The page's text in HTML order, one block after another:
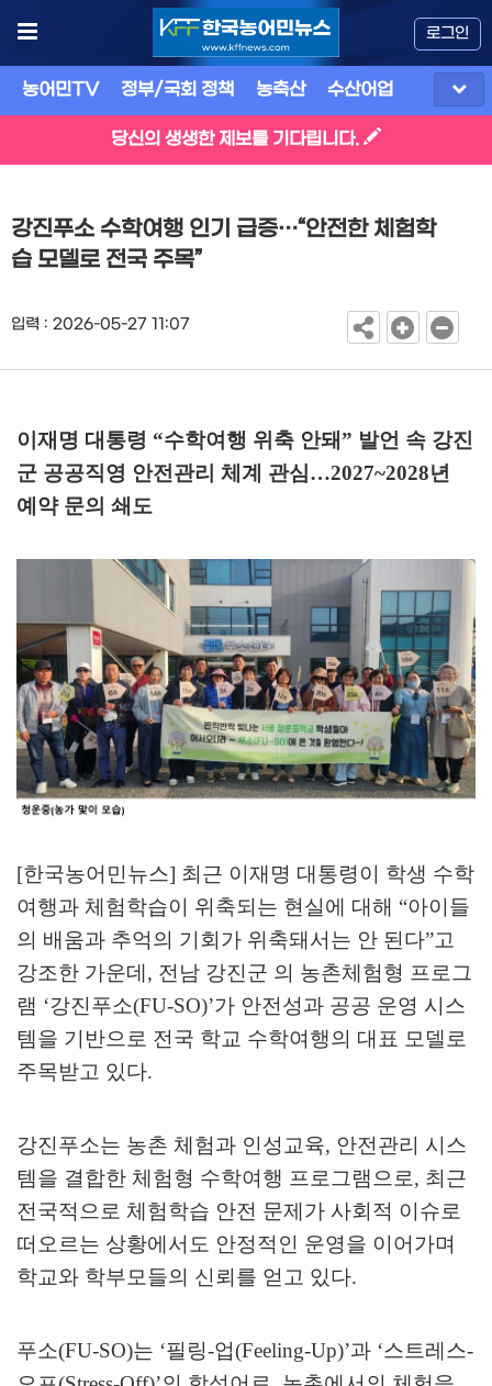
로그인
농어민TV 정부/국회 정책 농축산 수산어업
당신의 생생한 제보를 기다립니다.
강진푸소 수학여행 인기 급증…“안전한 체험학
습 모델로 전국 주목”
입력 : 2026-05-27 11:07
이재명 대통령 “수학여행 위축 안돼” 발언 속 강진
군 공공직영 안전관리 체계 관심…2027~2028년
예약 문의 쇄도
[한국농어민뉴스] 최근 이재명 대통령이 학생 수학
여행과 체험학습이 위축되는 현실에 대해 “아이들
의 배움과 추억의 기회가 위축돼서는 안 된다”고
강조한 가운데, 전남 강진군 의 농촌체험형 프로그
램 ‘강진푸소(FU-SO)’가 안전성과 공공 운영 시스
템을 기반으로 전국 학교 수학여행의 대표 모델로
주목받고 있다.
강진푸소는 농촌 체험과 인성교육, 안전관리 시스
템을 결합한 체험형 수학여행 프로그램으로, 최근
전국적으로 체험학습 안전 문제가 사회적 이슈로
떠오르는 상황에서도 안정적인 운영을 이어가며
학교와 학부모들의 신뢰를 얻고 있다.
푸소(FU-SO)는 ‘필링-업(Feeling-Up)’과 ‘스트레스-